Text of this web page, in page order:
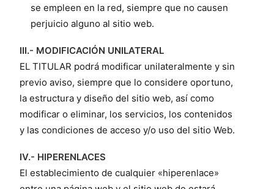
se empleen en la red, siempre que no causen
perjuicio alguno al sitio web.
III.- MODIFICACIÓN UNILATERAL
EL TITULAR podrá modificar unilateralmente y sin
previo aviso, siempre que lo considere oportuno,
la estructura y diseño del sitio web, así como
modificar o eliminar, los servicios, los contenidos
y las condiciones de acceso y/o uso del sitio Web.
IV.- HIPERENLACES
El establecimiento de cualquier «hiperenlace»